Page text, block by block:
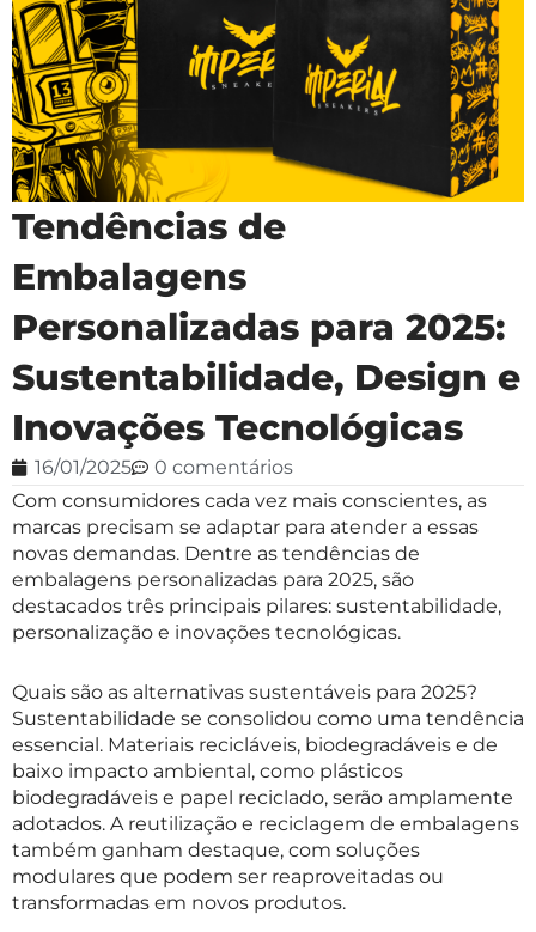
Tendências de
Embalagens
Personalizadas para 2025:
Sustentabilidade, Design e
Inovações Tecnológicas
16/01/2025
0 comentários
Com consumidores cada vez mais conscientes, as
marcas precisam se adaptar para atender a essas
novas demandas. Dentre as tendências de
embalagens personalizadas para 2025, são
destacados três principais pilares: sustentabilidade,
personalização e inovações tecnológicas.
Quais são as alternativas sustentáveis para 2025?
Sustentabilidade se consolidou como uma tendência
essencial. Materiais recicláveis, biodegradáveis e de
baixo impacto ambiental, como plásticos
biodegradáveis e papel reciclado, serão amplamente
adotados. A reutilização e reciclagem de embalagens
também ganham destaque, com soluções
modulares que podem ser reaproveitadas ou
transformadas em novos produtos.